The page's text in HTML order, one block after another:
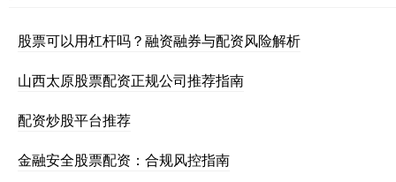
股票可以用杠杆吗？融资融券与配资风险解析
山西太原股票配资正规公司推荐指南
配资炒股平台推荐
金融安全股票配资：合规风控指南